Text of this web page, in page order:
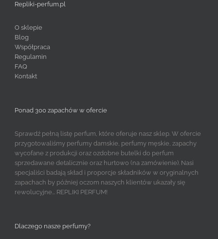
Repliki-perfum.pl
O sklepie
Blog
Współpraca
Regulamin
FAQ
Kontakt
Ponad 300 zapachów w ofercie
Sprawdź pełną listę perfum, które oferuje nasz sklep. W ofercie
przygotowaliśmy perfumy damskie, perfumy męskie, zapachy
wycofane z produkcji oraz ozdobne butelki do perfum
sprzedawane detalicznie oraz hurtowo (na zamówienie). Nasi
specjaliści badają skład i proporcje składników w oryginalnych
zapachach by później oczom naszych klientów ukazały się
rewolucyjne... REPLIKI PERFUM!
Dlaczego nasze perfumy?